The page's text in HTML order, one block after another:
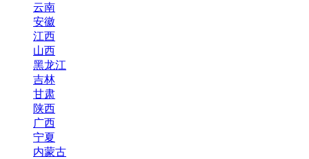
云南
安徽
江西
山西
黑龙江
吉林
甘肃
陕西
广西
宁夏
内蒙古